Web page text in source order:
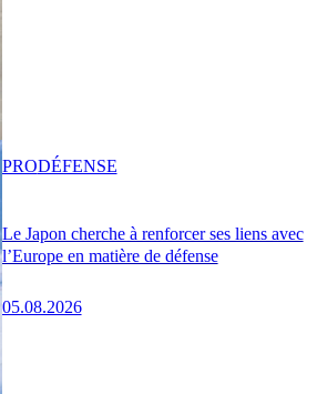
Le Japon cherche à renforcer ses liens avec
l’Europe en matière de défense
05.08.2026
PRODÉFENSE